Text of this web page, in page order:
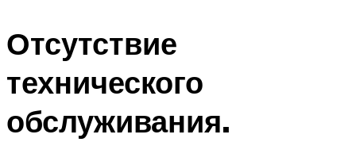
Отсутствие
технического
обслуживания.